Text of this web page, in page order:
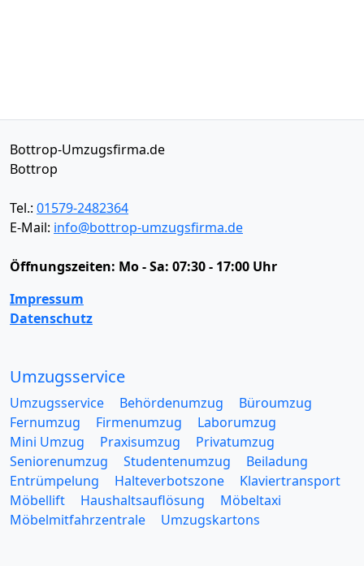
Bottrop-Umzugsfirma.de
Bottrop
Tel.: 01579-2482364
E-Mail: info@bottrop-umzugsfirma.de
Öffnungszeiten: Mo - Sa: 07:30 - 17:00 Uhr
Impressum
Datenschutz
Umzugsservice
Umzugsservice Behördenumzug
Büroumzug
Fernumzug
Firmenumzug
Laborumzug
Mini Umzug
Praxisumzug
Privatumzug
Seniorenumzug
Studentenumzug
Beiladung
Entrümpelung
Halteverbotszone
Klaviertransport
Möbellift
Haushaltsauflösung
Möbeltaxi
Möbelmitfahrzentrale
Umzugskartons